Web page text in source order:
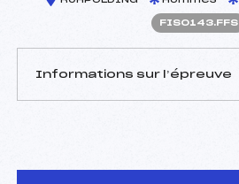
FIS0143.FFS
Informations sur l’épreuve
D.T Adjoint :